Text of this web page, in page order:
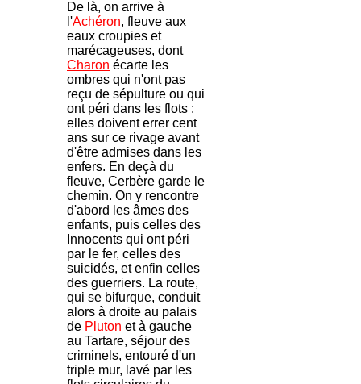
De là, on arrive à
l'Achéron, fleuve aux
eaux croupies et
marécageuses, dont
Charon écarte les
ombres qui n'ont pas
reçu de sépulture ou qui
ont péri dans les flots :
elles doivent errer cent
ans sur ce rivage avant
d'être admises dans les
enfers. En deçà du
fleuve, Cerbère garde le
chemin. On y rencontre
d'abord les âmes des
enfants, puis celles des
Innocents qui ont péri
par le fer, celles des
suicidés, et enfin celles
des guerriers. La route,
qui se bifurque, conduit
alors à droite au palais
de Pluton et à gauche
au Tartare, séjour des
criminels, entouré d'un
triple mur, lavé par les